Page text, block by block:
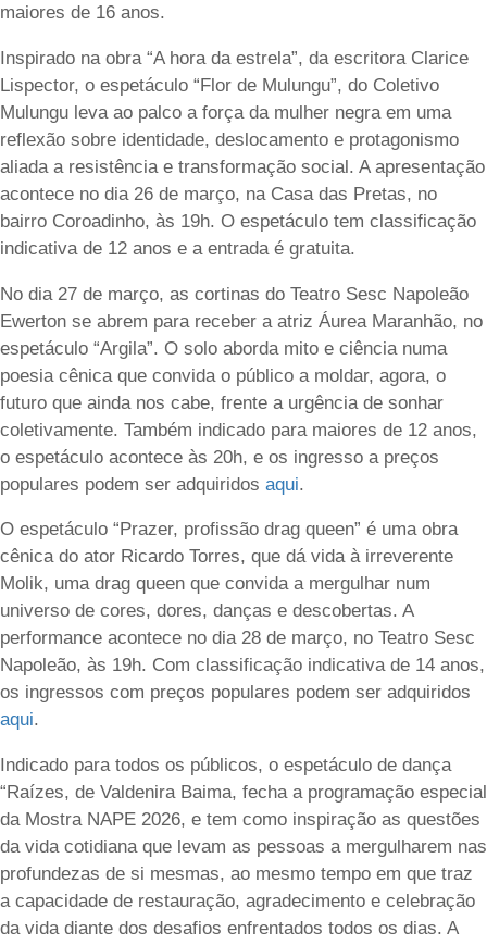
maiores de 16 anos.
Inspirado na obra “A hora da estrela”, da escritora Clarice
Lispector, o espetáculo “Flor de Mulungu”, do Coletivo
Mulungu leva ao palco a força da mulher negra em uma
reflexão sobre identidade, deslocamento e protagonismo
aliada a resistência e transformação social. A apresentação
acontece no dia 26 de março, na Casa das Pretas, no
bairro Coroadinho, às 19h. O espetáculo tem classificação
indicativa de 12 anos e a entrada é gratuita.
No dia 27 de março, as cortinas do Teatro Sesc Napoleão
Ewerton se abrem para receber a atriz Áurea Maranhão, no
espetáculo “Argila”. O solo aborda mito e ciência numa
poesia cênica que convida o público a moldar, agora, o
futuro que ainda nos cabe, frente a urgência de sonhar
coletivamente. Também indicado para maiores de 12 anos,
o espetáculo acontece às 20h, e os ingresso a preços
populares podem ser adquiridos aqui.
O espetáculo “Prazer, profissão drag queen” é uma obra
cênica do ator Ricardo Torres, que dá vida à irreverente
Molik, uma drag queen que convida a mergulhar num
universo de cores, dores, danças e descobertas. A
performance acontece no dia 28 de março, no Teatro Sesc
Napoleão, às 19h. Com classificação indicativa de 14 anos,
os ingressos com preços populares podem ser adquiridos
aqui.
Indicado para todos os públicos, o espetáculo de dança
“Raízes, de Valdenira Baima, fecha a programação especial
da Mostra NAPE 2026, e tem como inspiração as questões
da vida cotidiana que levam as pessoas a mergulharem nas
profundezas de si mesmas, ao mesmo tempo em que traz
a capacidade de restauração, agradecimento e celebração
da vida diante dos desafios enfrentados todos os dias. A